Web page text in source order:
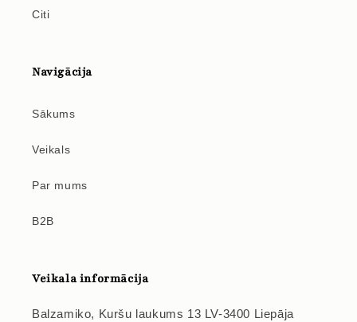
Citi
Navigācija
Sākums
Veikals
Par mums
B2B
Veikala informācija
Balzamiko, Kuršu laukums 13 LV-3400 Liepāja